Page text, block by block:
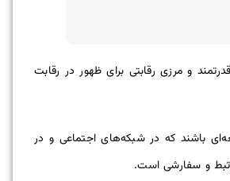
و مرزی رقابتی برای ظهور در رقابت
باشند که در شبکه‌های اجتماعی و در
و سفارشی است.